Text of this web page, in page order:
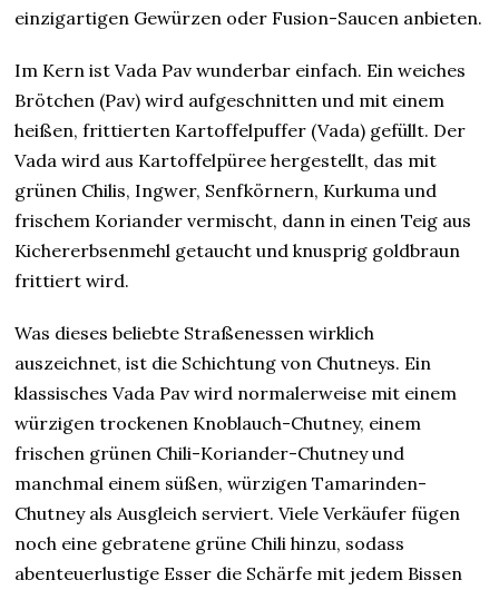
einzigartigen Gewürzen oder Fusion-Saucen anbieten.
Im Kern ist Vada Pav wunderbar einfach. Ein weiches
Brötchen (Pav) wird aufgeschnitten und mit einem
heißen, frittierten Kartoffelpuffer (Vada) gefüllt. Der
Vada wird aus Kartoffelpüree hergestellt, das mit
grünen Chilis, Ingwer, Senfkörnern, Kurkuma und
frischem Koriander vermischt, dann in einen Teig aus
Kichererbsenmehl getaucht und knusprig goldbraun
frittiert wird.
Was dieses beliebte Straßenessen wirklich
auszeichnet, ist die Schichtung von Chutneys. Ein
klassisches Vada Pav wird normalerweise mit einem
würzigen trockenen Knoblauch-Chutney, einem
frischen grünen Chili-Koriander-Chutney und
manchmal einem süßen, würzigen Tamarinden-
Chutney als Ausgleich serviert. Viele Verkäufer fügen
noch eine gebratene grüne Chili hinzu, sodass
abenteuerlustige Esser die Schärfe mit jedem Bissen